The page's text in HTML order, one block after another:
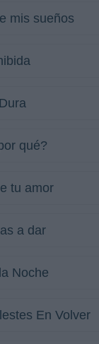
mis sueños
qué?
tu amor
a dar
Noche
En Volver